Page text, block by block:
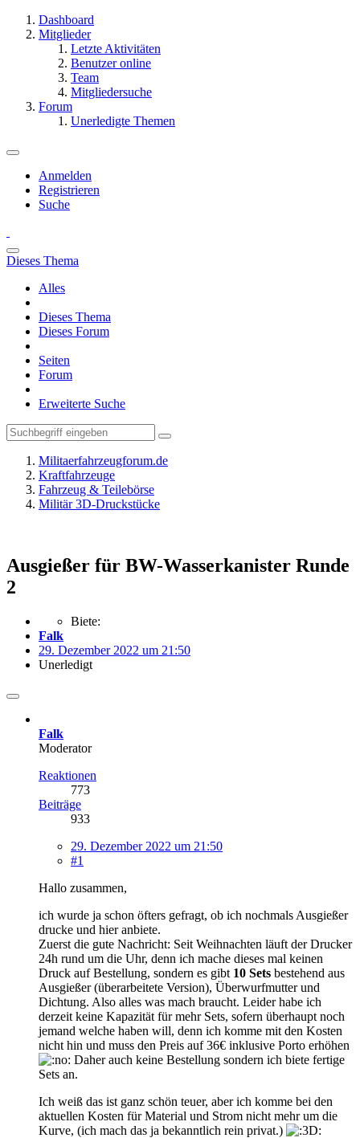
Dashboard
Mitglieder
Letzte Aktivitäten
Benutzer online
Team
Mitgliedersuche
Forum
Unerledigte Themen
Anmelden
Registrieren
Suche
Dieses Thema
Alles
Dieses Thema
Dieses Forum
Seiten
Forum
Erweiterte Suche
Militaerfahrzeugforum.de
Kraftfahrzeuge
Fahrzeug & Teilebörse
Militär 3D-Druckstücke
Ausgießer für BW-Wasserkanister Runde
2
Biete:
Falk
29. Dezember 2022 um 21:50
Unerledigt
Falk
Moderator
Reaktionen
773
Beiträge
933
29. Dezember 2022 um 21:50
#1
Hallo zusammen,
ich wurde ja schon öfters gefragt, ob ich nochmals Ausgießer
drucke und hier anbiete.
Zuerst die gute Nachricht: Seit Weihnachten läuft der Drucker
24h rund um die Uhr, denn ich mache dieses mal keinen
Druck auf Bestellung, sondern es gibt 10 Sets bestehend aus
Ausgießer (überarbeitete Version), Überwurfmutter und
Dichtung. Also alles was mach braucht. Leider habe ich
derzeit keine Kapazität für mehr Sets, sofern überhaupt noch
jemand welche haben will, denn ich komme mit den Kosten
nicht hin und muss den Preis auf 36€ inklusive Porto erhöhen
Daher auch keine Bestellung sondern ich biete fertige
Sets an.
Ich weiß das ist ganz schön teuer, aber ich komme bei den
aktuellen Kosten für Material und Strom nicht mehr um die
Kurve, (ich mach das ja bekanntlich rein privat.)